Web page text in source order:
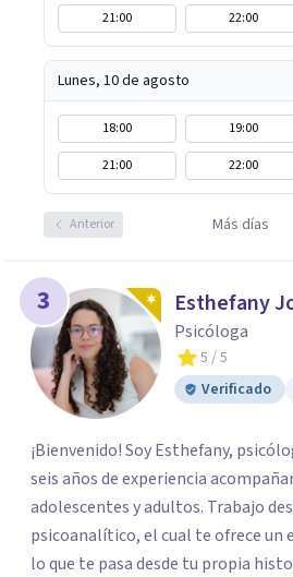
21:00
22:00
Lunes, 10 de agosto
18:00 19:00
21:00
22:00
Anterior Más días
3 Esthefany
Psicóloga
5 / 5
Verificado
¡Bienvenido! Soy Esthefany,
seis años de experiencia
adolescentes y adultos. Trabajo
psicoanalítico, el cual te ofrece un
lo que te pasa desde tu propia